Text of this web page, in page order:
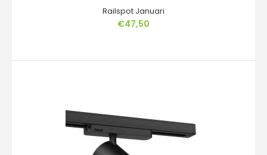
Railspot Januari
€47,50